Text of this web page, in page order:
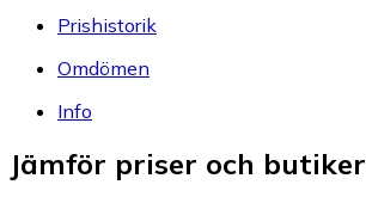
Prishistorik
Omdömen
Info
Jämför priser och butiker